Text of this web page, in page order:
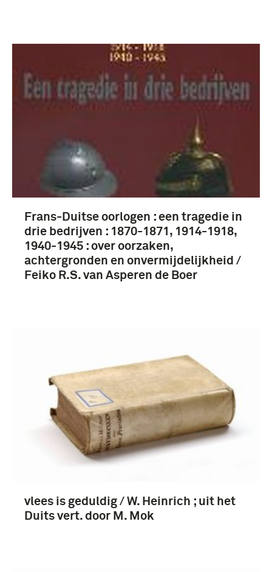
Frans-Duitse oorlogen : een tragedie in
drie bedrijven : 1870-1871, 1914-1918,
1940-1945 : over oorzaken,
achtergronden en onvermijdelijkheid /
Feiko R.S. van Asperen de Boer
vlees is geduldig / W. Heinrich ; uit het
Duits vert. door M. Mok